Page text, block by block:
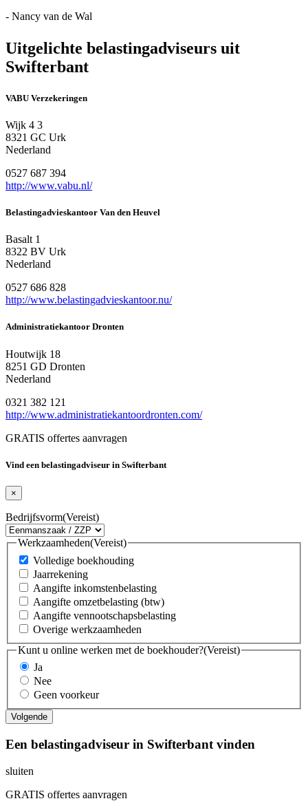
- Nancy van de Wal
Uitgelichte belastingadviseurs uit
Swifterbant
VABU Verzekeringen
Wijk 4 3
8321 GC Urk
Nederland
0527 687 394
http://www.vabu.nl/
Belastingadvieskantoor Van den Heuvel
Basalt 1
8322 BV Urk
Nederland
0527 686 828
http://www.belastingadvieskantoor.nu/
Administratiekantoor Dronten
Houtwijk 18
8251 GD Dronten
Nederland
0321 382 121
http://www.administratiekantoordronten.com/
GRATIS offertes aanvragen
Vind een belastingadviseur in Swifterbant
×
Bedrijfsvorm(Vereist)
Werkzaamheden(Vereist)
Volledige boekhouding
Jaarrekening
Aangifte inkomstenbelasting
Aangifte omzetbelasting (btw)
Aangifte vennootschapsbelasting
Overige werkzaamheden
Kunt u online werken met de boekhouder?(Vereist)
Ja
Nee
Geen voorkeur
Een belastingadviseur in Swifterbant vinden
sluiten
GRATIS offertes aanvragen